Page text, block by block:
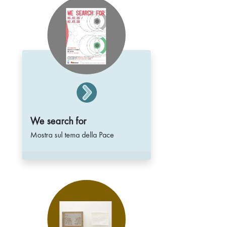
We search for
Mostra sul tema della Pace